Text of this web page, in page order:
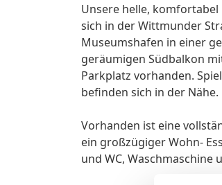
Unsere helle,
sich in der Wittmunder
Museumshafen in einer
geräumigen Südbalkon
Parkplatz vorhanden.
befinden sich in der Nähe.
Vorhanden ist eine
ein großzügiger Wohn-
und WC,